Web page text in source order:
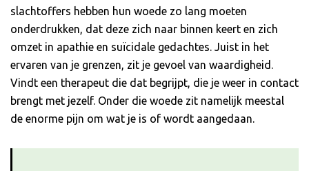
slachtoffers hebben hun woede zo lang moeten
onderdrukken, dat deze zich naar binnen keert en zich
omzet in apathie en suïcidale gedachtes. Juist in het
ervaren van je grenzen, zit je gevoel van waardigheid.
Vindt een therapeut die dat begrijpt, die je weer in contact
brengt met jezelf. Onder die woede zit namelijk meestal
de enorme pijn om wat je is of wordt aangedaan.